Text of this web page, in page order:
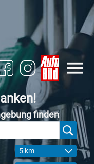
finden
5 km